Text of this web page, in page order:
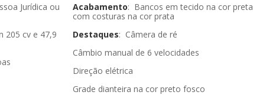
Jurídica ou
Acabamento: Bancos em tecido na cor preta
com costuras na cor prata
Destaques: Câmera de ré
Câmbio manual de 6 velocidades
Direção elétrica
Grade dianteira na cor preto fosco